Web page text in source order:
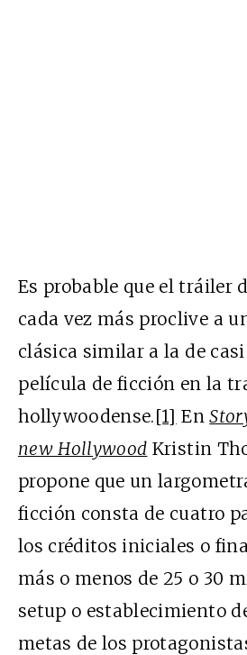
Es probable que el tráiler
cada vez más proclive a
clásica similar a la de
película de ficción en la
hollywoodense.[1] En
new Hollywood Kristin
propone que un
ficción consta de cuatro
los créditos iniciales o
más o menos de 25 o 30
setup o establecimiento
metas de los